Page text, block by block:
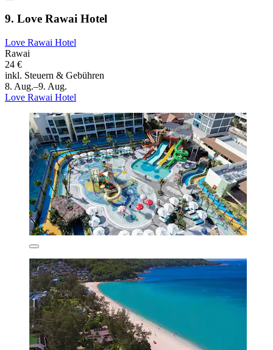
9. Love Rawai Hotel
Love Rawai Hotel
Rawai
24 €
inkl. Steuern & Gebühren
8. Aug.–9. Aug.
Love Rawai Hotel